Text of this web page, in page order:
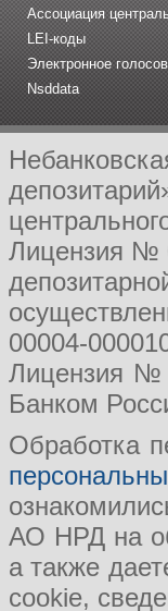
Ассоциация
LEI-коды
Электронное
Nsddata
Лицензия №
00004-
Лицензия №
Банком
Обработка
АО НРД на
а также
cookie,